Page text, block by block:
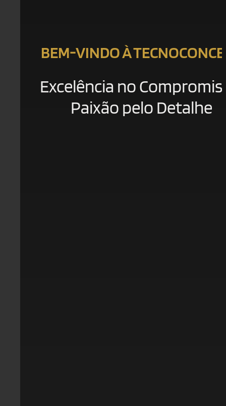
BEM-VINDO À
Excelência no
Paixão pelo Detalhe